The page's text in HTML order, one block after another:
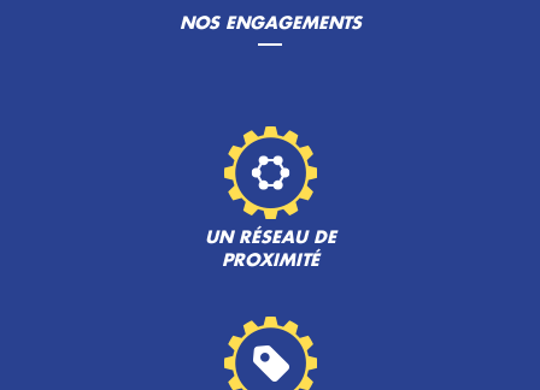
NOS ENGAGEMENTS
UN RÉSEAU DE
PROXIMITÉ